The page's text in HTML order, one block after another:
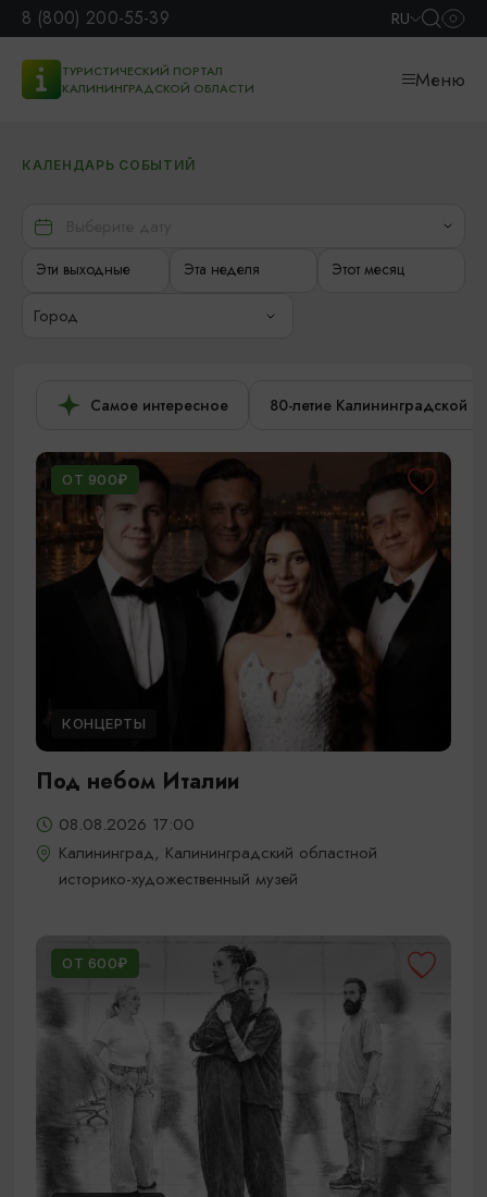
8 (800) 200-55-39 RU
ТУРИСТИЧЕСКИЙ ПОРТАЛ
КАЛИНИНГРАДСКОЙ ОБЛАСТИ
Меню
КАЛЕНДАРЬ СОБЫТИЙ
Эти выходные Эта неделя Этот месяц
Город
Самое интересное 80-летие Калининградской
ОТ 900₽
КОНЦЕРТЫ
Под небом Италии
08.08.2026 17:00
Калининград, Калининградский областной
историко-художественный музей
ОТ 600₽